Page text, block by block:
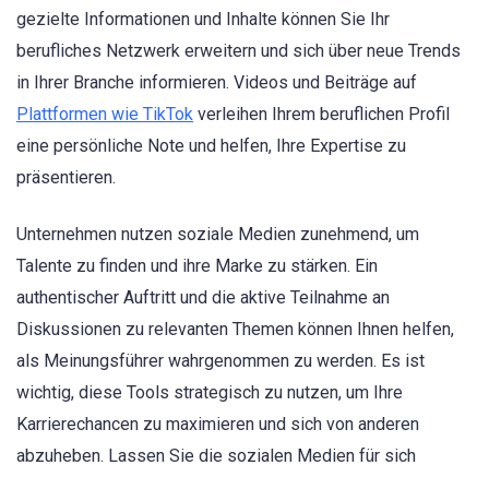
gezielte Informationen und Inhalte können Sie Ihr
berufliches Netzwerk erweitern und sich über neue Trends
in Ihrer Branche informieren. Videos und Beiträge auf
Plattformen wie TikTok verleihen Ihrem beruflichen Profil
eine persönliche Note und helfen, Ihre Expertise zu
präsentieren.
Unternehmen nutzen soziale Medien zunehmend, um
Talente zu finden und ihre Marke zu stärken. Ein
authentischer Auftritt und die aktive Teilnahme an
Diskussionen zu relevanten Themen können Ihnen helfen,
als Meinungsführer wahrgenommen zu werden. Es ist
wichtig, diese Tools strategisch zu nutzen, um Ihre
Karrierechancen zu maximieren und sich von anderen
abzuheben. Lassen Sie die sozialen Medien für sich